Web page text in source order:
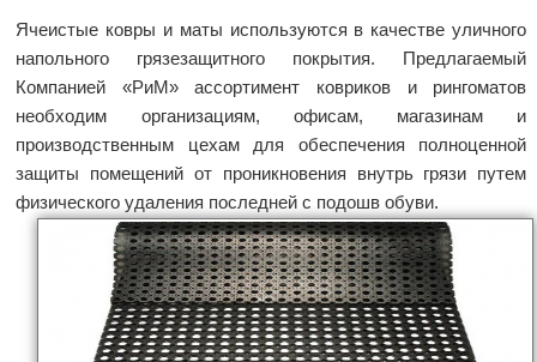
Ячеистые ковры и маты используются в качестве уличного
напольного грязезащитного покрытия. Предлагаемый
Компанией «РиМ» ассортимент ковриков и рингоматов
необходим организациям, офисам, магазинам и
производственным цехам для обеспечения полноценной
защиты помещений от проникновения внутрь грязи путем
физического удаления последней с подошв обуви.